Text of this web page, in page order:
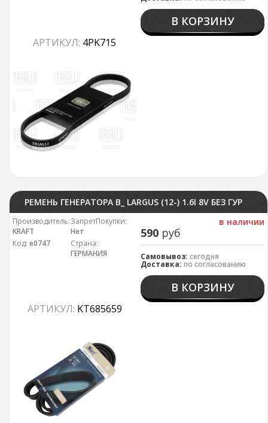
В КОРЗИНУ
АРТИКУЛ: 4PK715
РЕМЕНЬ ГЕНЕРАТОРА В_ LARGUS (12-) 1.6I 8V БЕЗ ГУР ПОЛИКЛИНОВОЙ (6PK836) KRAFT
в наличии
590 руб
Самовывоз: сегодня
Доставка: по согласованию
В КОРЗИНУ
АРТИКУЛ: KT685659
Производитель:
KRAFT
Код: е0747
ЗапретПокупки:
Нет
Страна:
ГЕРМАНИЯ